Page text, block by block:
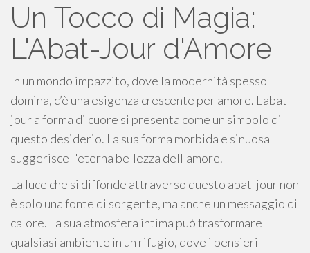
Un Tocco di Magia:
L'Abat-Jour d'Amore
In un mondo impazzito, dove la modernità spesso
domina, c’è una esigenza crescente per amore. L'abat-
jour a forma di cuore si presenta come un simbolo di
questo desiderio. La sua forma morbida e sinuosa
suggerisce l'eterna bellezza dell'amore.
La luce che si diffonde attraverso questo abat-jour non
è solo una fonte di sorgente, ma anche un messaggio di
calore. La sua atmosfera intima può trasformare
qualsiasi ambiente in un rifugio, dove i pensieri